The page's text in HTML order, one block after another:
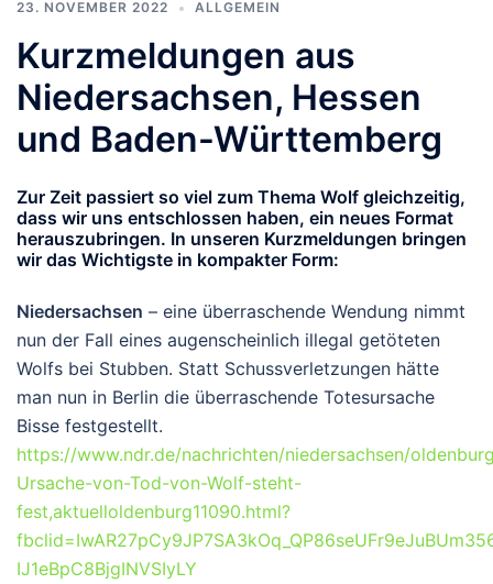
23. NOVEMBER 2022 ALLGEMEIN
Kurzmeldungen aus
Niedersachsen, Hessen
und Baden-Württemberg
Zur Zeit passiert so viel zum Thema Wolf gleichzeitig,
dass wir uns entschlossen haben, ein neues Format
herauszubringen. In unseren Kurzmeldungen bringen
wir das Wichtigste in kompakter Form:
Niedersachsen – eine überraschende Wendung nimmt
nun der Fall eines augenscheinlich illegal getöteten
Wolfs bei Stubben. Statt Schussverletzungen hätte
man nun in Berlin die überraschende Totesursache
Bisse festgestellt.
https://www.ndr.de/nachrichten/niedersachsen/
Ursache-von-Tod-von-Wolf-steht-
fest,aktuelloldenburg11090.html?
IJ1eBpC8BjgINVSIyLY